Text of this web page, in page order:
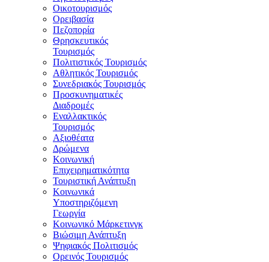
Οικοτουρισμός
Ορειβασία
Πεζοπορία
Θρησκευτικός
Τουρισμός
Πολιτιστικός Τουρισμός
Αθλητικός Τουρισμός
Συνεδριακός Τουρισμός
Προσκυνηματικές
Διαδρομές
Εναλλακτικός
Τουρισμός
Αξιοθέατα
Δρώμενα
Κοινωνική
Επιχειρηματικότητα
Τουριστική Ανάπτυξη
Κοινωνικά
Υποστηριζόμενη
Γεωργία
Κοινωνικό Μάρκετινγκ
Βιώσιμη Ανάπτυξη
Ψηφιακός Πολιτισμός
Ορεινός Τουρισμός